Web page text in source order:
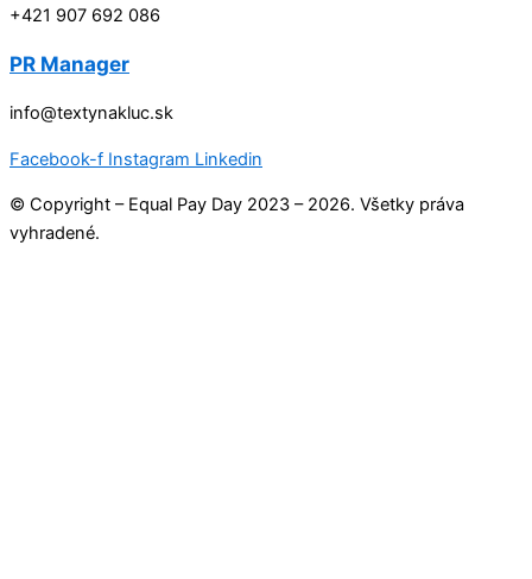
+421 907 692 086
PR Manager
info@textynakluc.sk
Facebook-f Instagram Linkedin
© Copyright – Equal Pay Day 2023 – 2026. Všetky práva
vyhradené.